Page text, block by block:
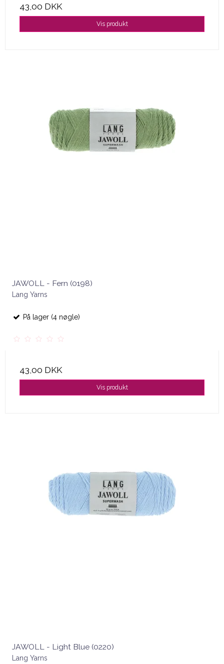
43,00 DKK
Vis produkt
JAWOLL - Fern (0198)
Lang Yarns
På lager (4 nøgle)
43,00 DKK
Vis produkt
JAWOLL - Light Blue (0220)
Lang Yarns